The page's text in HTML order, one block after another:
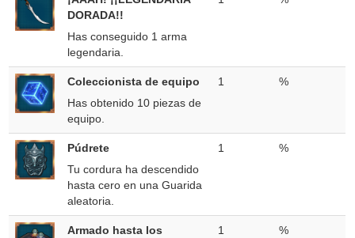
DORADA!!
Has conseguido 1 arma
legendaria.
Coleccionista de equipo
Has obtenido 10 piezas de
equipo.
1 %
Púdrete
Tu cordura ha descendido
hasta cero en una Guarida
aleatoria.
1 %
Armado hasta los
1 %